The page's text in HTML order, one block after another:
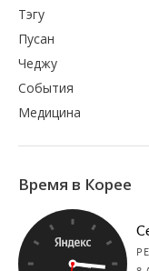
Тэгу
Пусан
Чеджу
События
Медицина
Время в Корее